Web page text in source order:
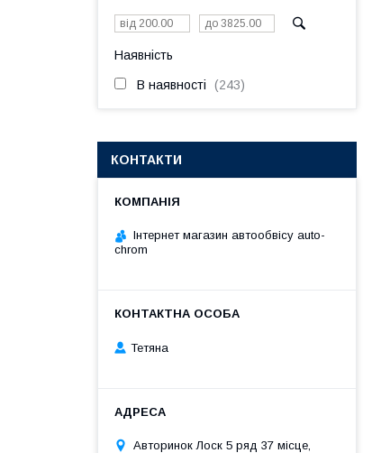
Наявність
В наявності 243
КОНТАКТИ
Інтернет магазин автообвісу auto-
chrom
Тетяна
Авторинок Лоск 5 ряд 37 місце,